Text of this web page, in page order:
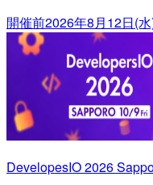
開催前2026年8月12日(
DevelopesIO 2026